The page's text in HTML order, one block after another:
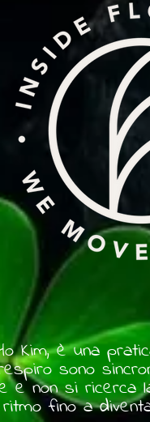
Kim, è una
sono
e non si
fino a